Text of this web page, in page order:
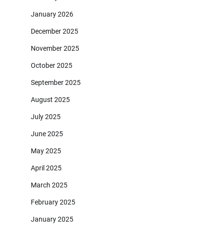
January 2026
December 2025
November 2025
October 2025
September 2025
August 2025
July 2025
June 2025
May 2025
April 2025
March 2025
February 2025
January 2025